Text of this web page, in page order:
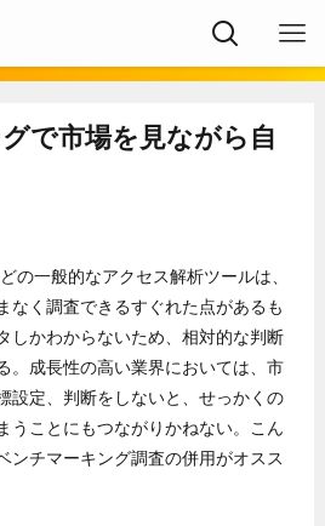
で市場を見ながら自
の一般的なアクセス解析ツールは、
なく調査できるすぐれた点があるも
しかわからないため、相対的な判断
。成長性の高い業界においては、市
設定、判断をしないと、せっかくの
うことにもつながりかねない。こん
ンチマーキング調査の併用がオスス